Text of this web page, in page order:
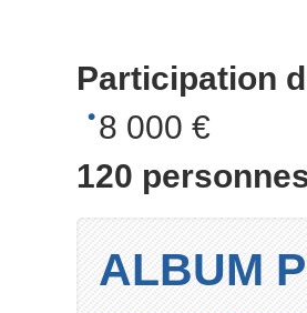
Participation
8 000 €
120
ALBUM